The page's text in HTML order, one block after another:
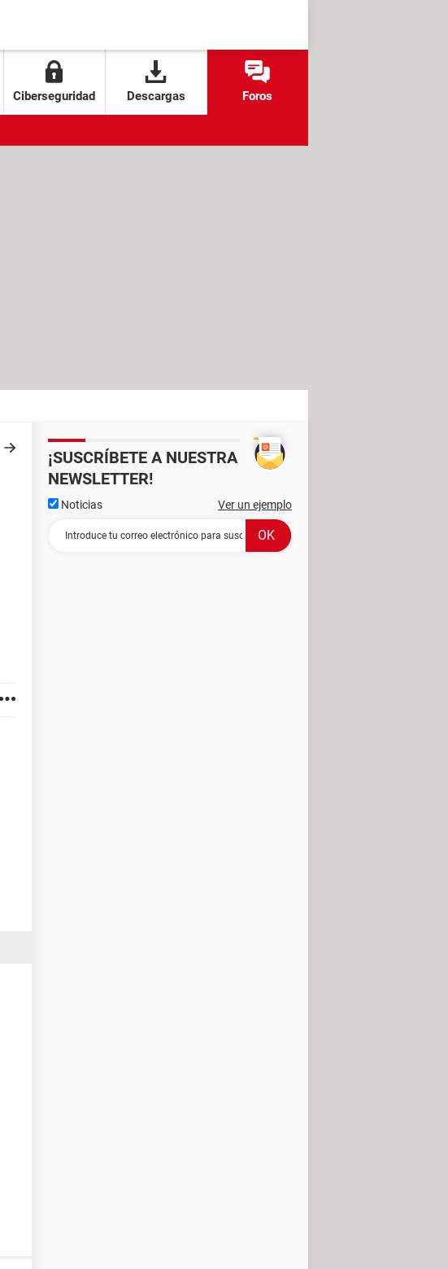
Ciberseguridad Descargas Foros
¡SUSCRÍBETE A NUESTRA
NEWSLETTER!
Noticias Ver un ejemplo